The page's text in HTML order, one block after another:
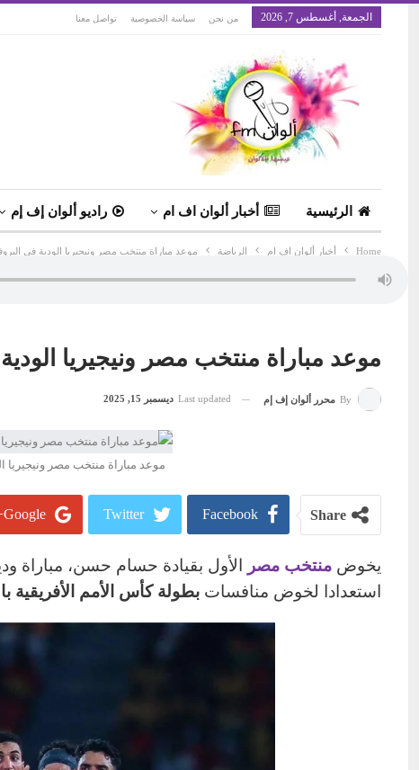
الجمعة, أغسطس 7, 2026 من نحن سياسة الخصوصية تواصل معنا
الرئيسية أخبار ألوان اف ام راديو ألوان إف إم
Home أخبار ألوان اف ام الرياضة موعد مباراة منتخب مصر ونيجيريا الودية فى
موعد مباراة منتخب مصر ونيجيريا الودية
By محرر ألوان إف إم Last updated ديسمبر 15, 2025
موعد مباراة منتخب مصر ونيجيريا
Share
Facebook
Twitter
Google+
يخوض منتخب مصر الأول بقيادة حسام حسن، مباراة
استعدادا لخوض منافسات بطولة كأس الأمم الأفريقية